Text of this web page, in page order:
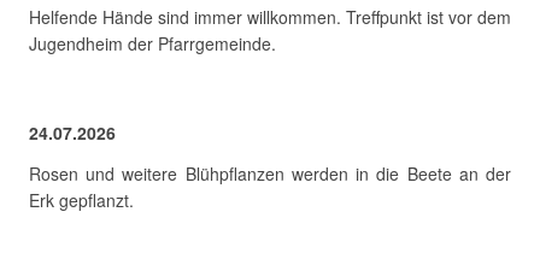
Helfende Hände sind immer willkommen. Treffpunkt ist vor dem
Jugendheim der Pfarrgemeinde.
24.07.2026
Rosen und weitere Blühpflanzen werden in die Beete an der
Erk gepflanzt.